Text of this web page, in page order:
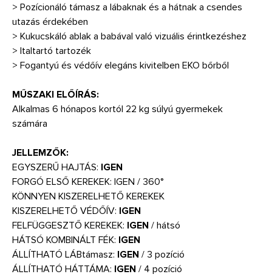
> Pozícionáló támasz a lábaknak és a hátnak a csendes
utazás érdekében
> Kukucskáló ablak a babával való vizuális érintkezéshez
> Italtartó tartozék
> Fogantyú és védőív elegáns kivitelben EKO bőrből
MŰSZAKI ELŐÍRÁS:
Alkalmas 6 hónapos kortól 22 kg súlyú gyermekek
számára
JELLEMZŐK:
EGYSZERŰ HAJTÁS: IGEN
FORGÓ ELSŐ KEREKEK: IGEN / 360°
KÖNNYEN KISZERELHETŐ KEREKEK
KISZERELHETŐ VÉDŐÍV: IGEN
FELFÜGGESZTŐ KEREKEK: IGEN / hátsó
HÁTSÓ KOMBINÁLT FÉK: IGEN
ÁLLÍTHATÓ LÁBtámasz: IGEN / 3 pozíció
ÁLLÍTHATÓ HÁTTÁMA: IGEN / 4 pozíció